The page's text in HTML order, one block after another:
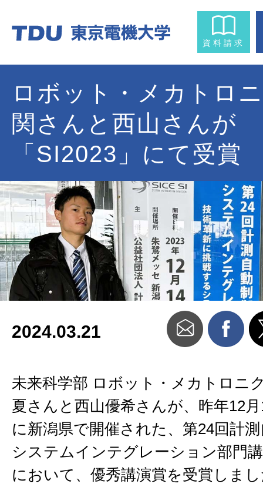
資料請求
ロボット・メカトロ
関さんと西山さんが
「SI2023」にて受賞
2024.03.21
未来科学部 ロボット・メカトロニ
夏さんと西山優希さんが、昨年12
に新潟県で開催された、第24回計
システムインテグレーション部門
において、優秀講演賞を受賞しま